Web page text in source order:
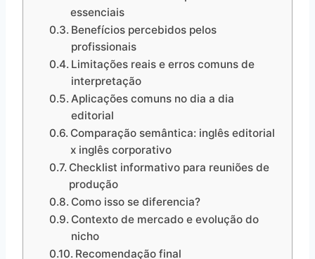
essenciais
Benefícios percebidos pelos
profissionais
Limitações reais e erros comuns de
interpretação
Aplicações comuns no dia a dia
editorial
Comparação semântica: inglês editorial
x inglês corporativo
Checklist informativo para reuniões de
produção
Como isso se diferencia?
Contexto de mercado e evolução do
nicho
Recomendação final